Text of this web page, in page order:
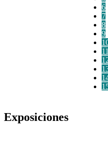
6
7
8
9
11
Exposiciones